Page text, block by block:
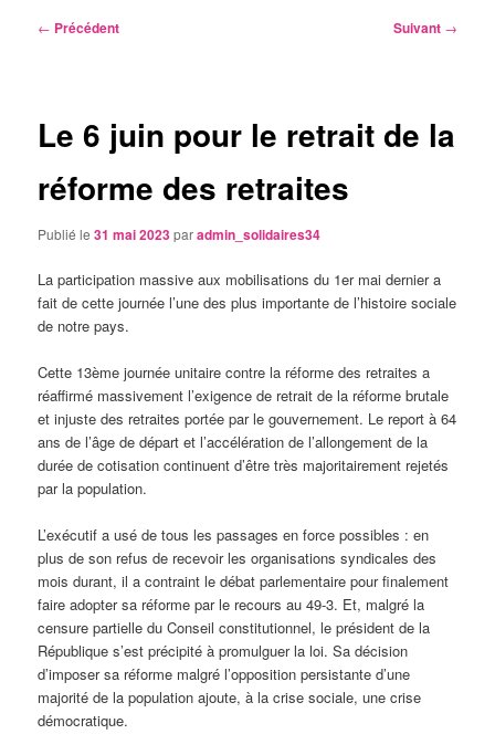
Navigation
← Précédent Suivant →
Le 6 juin pour le retrait de la
réforme des retraites
Publié le31 mai 2023paradmin_solidaires34
La participation massive aux mobilisations du 1er mai dernier a
fait de cette journée l’une des plus importante de l’histoire sociale
de notre pays.
Cette 13ème journée unitaire contre la réforme des retraites a
réaffirmé massivement l’exigence de retrait de la réforme brutale
et injuste des retraites portée par le gouvernement. Le report à 64
ans de l’âge de départ et l’accélération de l’allongement de la
durée de cotisation continuent d’être très majoritairement rejetés
par la population.
L’exécutif a usé de tous les passages en force possibles : en
plus de son refus de recevoir les organisations syndicales des
mois durant, il a contraint le débat parlementaire pour finalement
faire adopter sa réforme par le recours au 49-3. Et, malgré la
censure partielle du Conseil constitutionnel, le président de la
République s’est précipité à promulguer la loi. Sa décision
d’imposer sa réforme malgré l’opposition persistante d’une
majorité de la population ajoute, à la crise sociale, une crise
démocratique.